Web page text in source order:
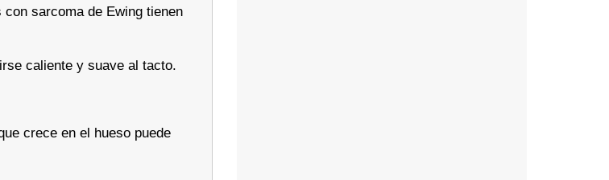
sarcoma de Ewing tienen
caliente y suave al tacto.
crece en el hueso puede